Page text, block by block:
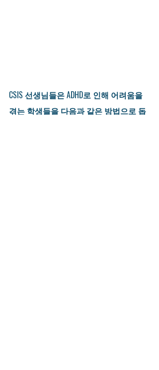
CSIS 선생님들은 ADHD로 인해 어려움을
겪는 학생들을 다음과 같은 방법으로 돕